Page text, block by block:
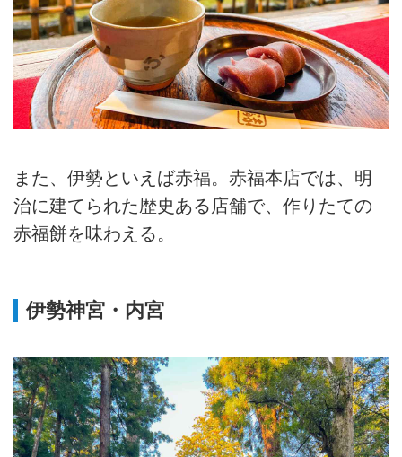
また、伊勢といえば赤福。赤福本店では、明
治に建てられた歴史ある店舗で、作りたての
赤福餅を味わえる。
伊勢神宮・内宮